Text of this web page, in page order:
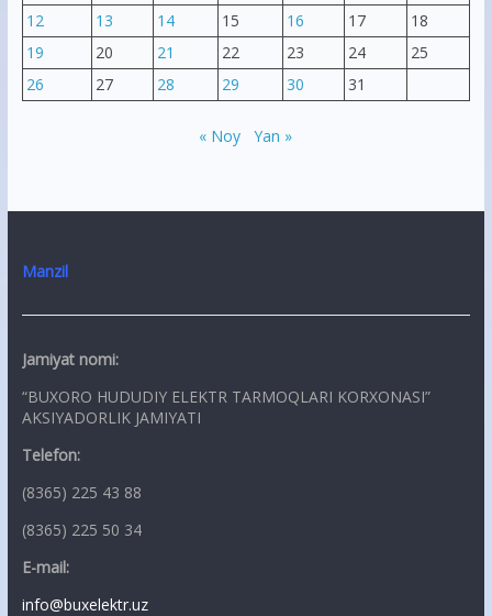
12
13 14 15 16 17
18
19
20 21 22 23 24
25
26
27 28 29 30 31
« Noy Yan »
Manzil
Jamiyat nomi:
“BUXORO HUDUDIY ELEKTR TARMOQLARI KORXONASI”
AKSIYADORLIK JAMIYATI
Telefon:
(8365) 225 43 88
(8365) 225 50 34
E-mail:
info@buxelektr.uz